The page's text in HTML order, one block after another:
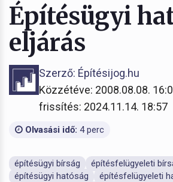
Építésügyi
eljárás
Szerző: Építésijog.hu
Közzétéve: 2008.08.08.
frissítés: 2024.11.14. 18:57
Olvasási idő: 4 perc
építésügyi bírság
építésfelügyeleti
építésügyi hatóság
építésfelügyeleti